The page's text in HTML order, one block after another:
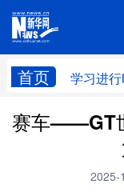
首页 学习进
学习进行时
赛车——GT
2025-